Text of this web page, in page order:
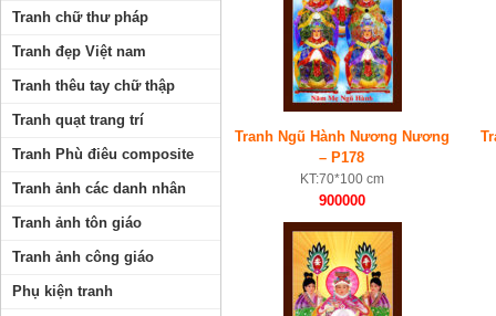
Tranh Ngũ Hành Nương Nương
– P178
KT:70*100 cm
900000
Tranh chữ thư pháp
Tranh đẹp Việt nam
Tranh thêu tay chữ thập
Tranh quạt trang trí
Tranh Phù điêu composite
Tranh ảnh các danh nhân
Tranh ảnh tôn giáo
Tranh ảnh công giáo
Phụ kiện tranh